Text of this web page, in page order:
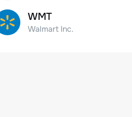
WMT
Walmart Inc.